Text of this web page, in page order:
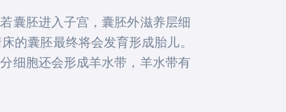
囊胚进入子宫，囊胚外滋养层细
的囊胚最终将会发育形成胎儿。
细胞还会形成羊水带，羊水带有